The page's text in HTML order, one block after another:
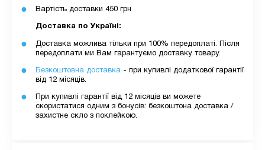
Вартість доставки 450 грн
Доставка по Україні:
Доставка можлива тільки при 100% передоплаті. Після
передоплати ми Вам гарантуємо доставку товару.
Безкоштовна доставка - при купивлі додаткової гарантії
від 12 місяців.
При купивлі гарантії від 12 місяців ви можете
скористатися одним з бонусів: безкоштона доставка /
захистне скло з поклейкою.